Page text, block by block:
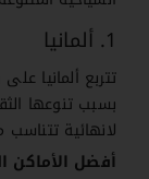
1. ألمانيا
تتربع ألمانيا
بسبب تنوعها
لانهائية
أفضل الأماكن